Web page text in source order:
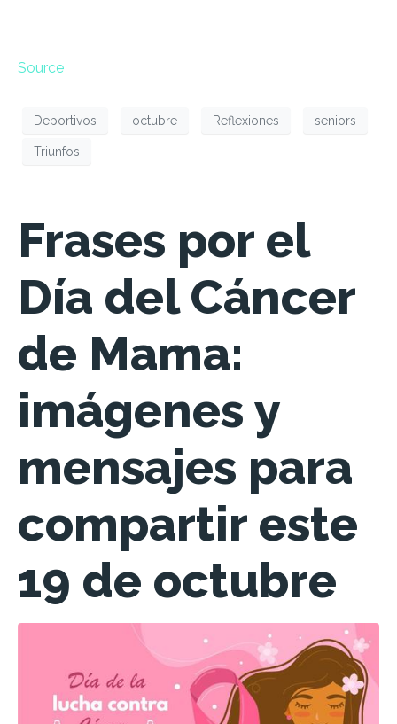
Source
Deportivos octubre Reflexiones seniors
Triunfos
Frases por el
Día del Cáncer
de Mama:
imágenes y
mensajes para
compartir este
19 de octubre